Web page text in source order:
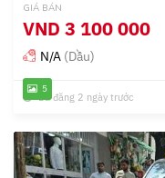
5
GIÁ BÁN
VND 3 100 000
N/A (Dầu)
Đã đăng 2 ngày trước